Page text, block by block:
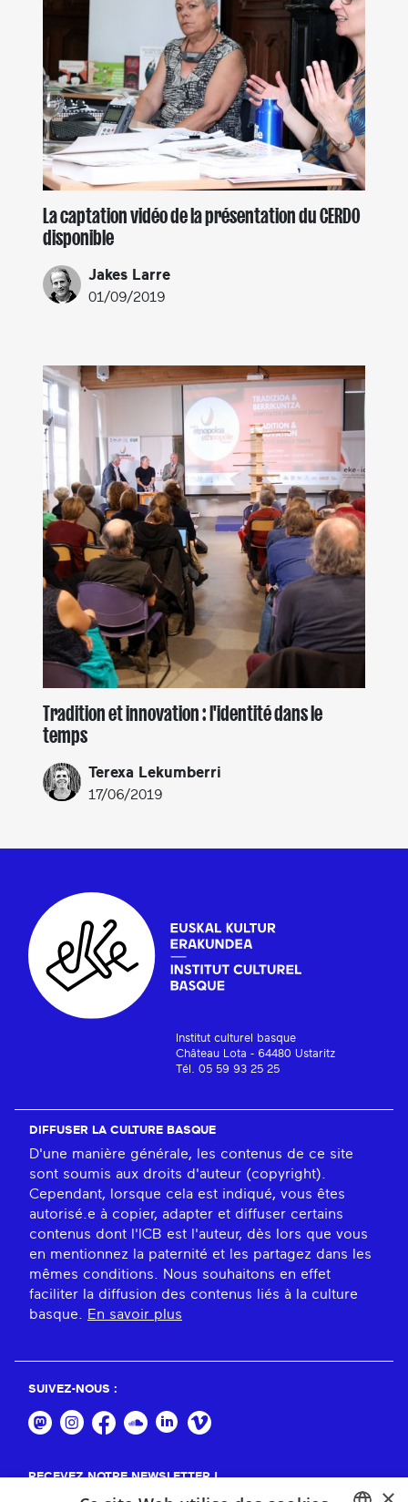
La captation vidéo de la présentation du CERDO
disponible
Jakes Larre
01/09/2019
Tradition et innovation : l'identité dans le
temps
Terexa Lekumberri
17/06/2019
Institut culturel basque
Château Lota - 64480 Ustaritz
Tél. 05 59 93 25 25
DIFFUSER LA CULTURE BASQUE
D'une manière générale, les contenus de ce site
sont soumis aux droits d'auteur (copyright).
Cependant, lorsque cela est indiqué, vous êtes
autorisé.e à copier, adapter et diffuser certains
contenus dont l'ICB est l'auteur, dès lors que vous
en mentionnez la paternité et les partagez dans les
mêmes conditions. Nous souhaitons en effet
faciliter la diffusion des contenus liés à la culture
basque. En savoir plus
SUIVEZ-NOUS :
RECEVEZ NOTRE NEWSLETTER !